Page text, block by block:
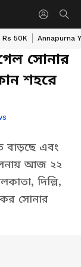
Rs 50K Annapurna
সোনার
শহরে
বাড়ছে এবং
আজ ২২
দিল্লি,
সোনার